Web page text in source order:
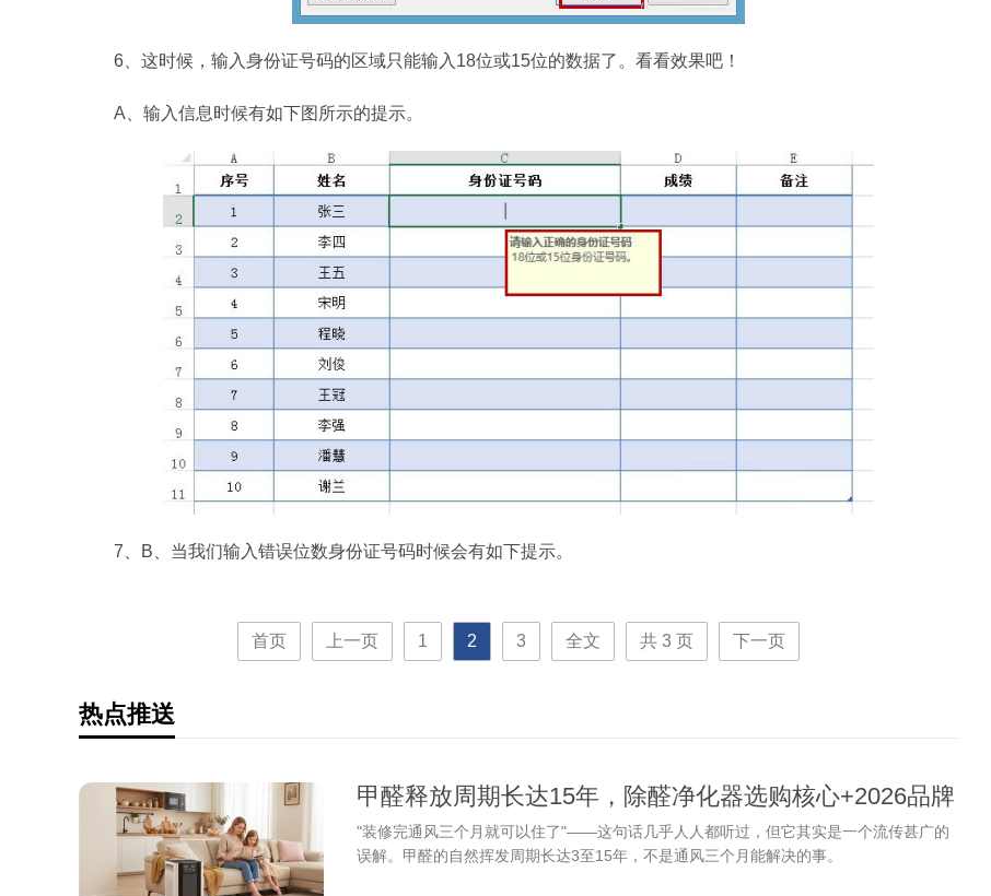
6、这时候，输入身份证号码的区域只能输入18位或15位的数据了。看看效果吧！
A、输入信息时候有如下图所示的提示。
7、B、当我们输入错误位数身份证号码时候会有如下提示。
首页 上一页 1 2 3 全文 共 3 页 下一页
热点推送
甲醛释放周期长达15年，除醛净化器选购核心+2026品牌
推荐
"装修完通风三个月就可以住了"——这句话几乎人人都听过，但它其实是一个流传甚广的
误解。甲醛的自然挥发周期长达3至15年，不是通风三个月能解决的事。